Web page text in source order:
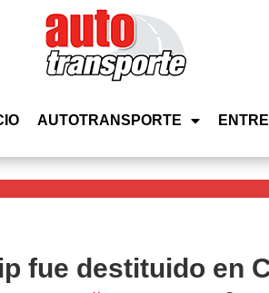
AUTOTRANSPORTE
fue destituido en